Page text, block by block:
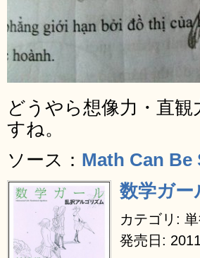
どうやら想像力・直
すね。
ソース： Math Can Be
数学ガー
カテゴリ:
発売日: